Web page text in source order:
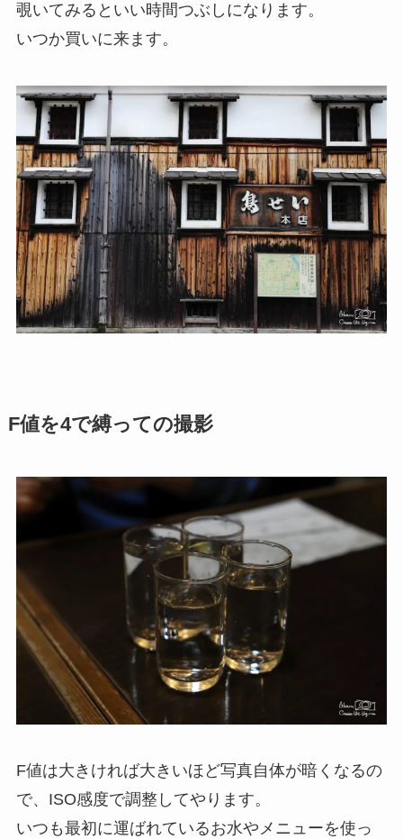
覗いてみるといい時間つぶしになります。
いつか買いに来ます。
F値を4で縛っての撮影
F値は大きければ大きいほど写真自体が暗くなるの
で、ISO感度で調整してやります。
いつも最初に運ばれているお水やメニューを使っ